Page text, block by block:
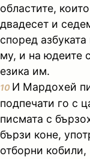
областите,
двадесет и
според
му, и на юдеите
езика им.
10 И Мардохей
подпечати го с
писмата с
бързи коне,
отборни кобили,